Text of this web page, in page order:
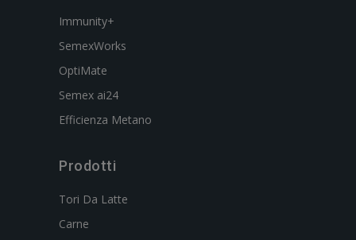
Immunity+
SemexWorks
OptiMate
Semex ai24
Efficienza Metano
Prodotti
Tori Da Latte
Carne